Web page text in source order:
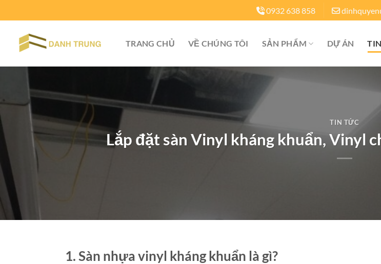
đến
0932 638 858
TRANG CHỦ VỀ CHÚNG TÔI SẢN PHẨM DỰ ÁN
TIN TỨC
Lắp đặt sàn Vinyl kháng khuẩn, Vinyl
1. Sàn nhựa vinyl kháng khuẩn là gì?